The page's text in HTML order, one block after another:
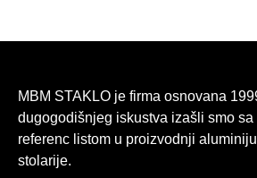
MBM STAKLO je firma osnovana
dugogodišnjeg iskustva izašli smo sa
referenc listom u proizvodnji
stolarije.